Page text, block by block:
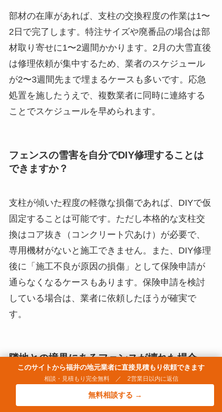
部材の在庫があれば、支柱の交換程度の作業は1〜
2日で完了します。特注サイズや廃番品の場合は部
材取り寄せに1〜2週間かかります。2月の大雪直後
は修理依頼が集中するため、業者のスケジュール
が2〜3週間先まで埋まるケースも多いです。応急
処置を施したうえで、複数業者に同時に連絡する
ことでスケジュールを早められます。
フェンスの雪害を自分でDIY修理することは
できますか？
支柱が傾いた程度の軽微な損傷であれば、DIYで仮
固定することは可能です。ただし本格的な支柱交
換はコア抜き（コンクリート穴あけ）が必要で、
専用機材がないと施工できません。また、DIY修理
後に「施工不良が原因の損傷」として保険申請が
通らなくなるケースもあります。保険申請を検討
している場合は、業者に依頼したほうが確実で
す。
隣地との境界にあるフェンスが壊れた場合、
費用負担はどうなりますか？
境界線上のフェンスは双方の共有物とみなされる
このサイトから福井の地元業者に直接見積もり依頼できます
相談・見積もり完全無料 ／ 2営業日以内に返信
無料相談する →